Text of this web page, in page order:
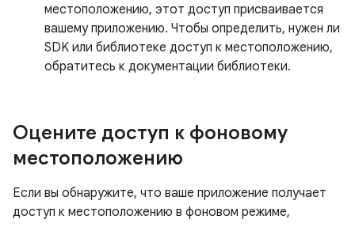
местоположению, этот доступ присваивается
вашему приложению. Чтобы определить, нужен ли
SDK или библиотеке доступ к местоположению,
обратитесь к документации библиотеки.
Оцените доступ к фоновому
местоположению
Если вы обнаружите, что ваше приложение получает
доступ к местоположению в фоновом режиме,